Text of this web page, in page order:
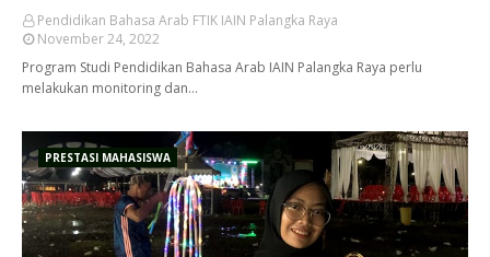
Pendidikan Bahasa Arab FTIK IAIN Palangka Raya
November 24, 2022
Program Studi Pendidikan Bahasa Arab IAIN Palangka Raya perlu
melakukan monitoring dan…
PRESTASI MAHASISWA